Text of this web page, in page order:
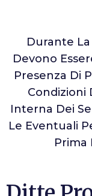
Durante
Devono
Presenza Di
Condizioni
Interna Dei
Le Eventuali
Prima